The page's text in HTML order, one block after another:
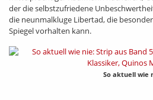
der die selbstzufriedene
die neunmalkluge Libertad, die
Spiegel vorhalten kann.
So aktuell wie